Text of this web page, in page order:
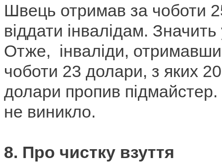
Швець отримав за чоботи
віддати інвалідам.
Отже, інваліди,
чоботи 23 долари, з яких
долари пропив підмайстер.
не виникло.
8. Про чистку взуття